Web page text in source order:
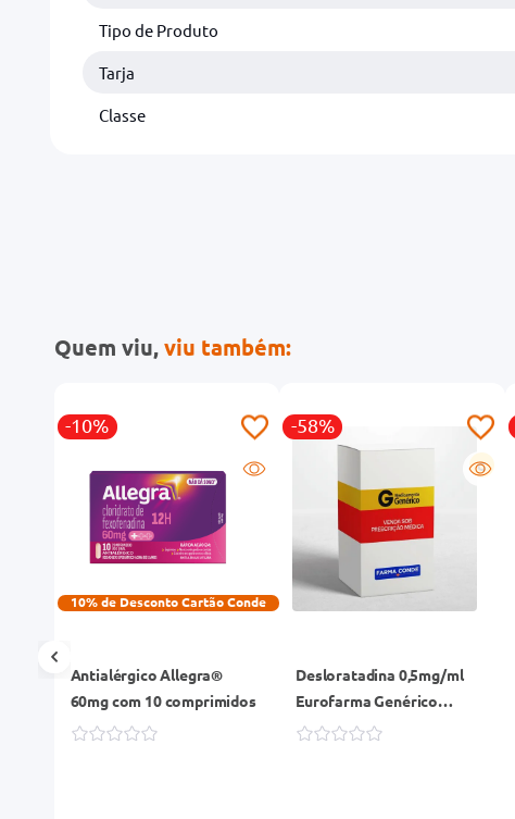
Tipo de Produto
Tarja
Classe
Quem viu,viu também:
-10%
10% de Desconto Cartão Conde
Antialérgico Allegra®
60mg com 10 comprimidos
-58%
G
Desloratadina 0,5mg/ml
Eurofarma Genérico
Xarope Frasco 100ml